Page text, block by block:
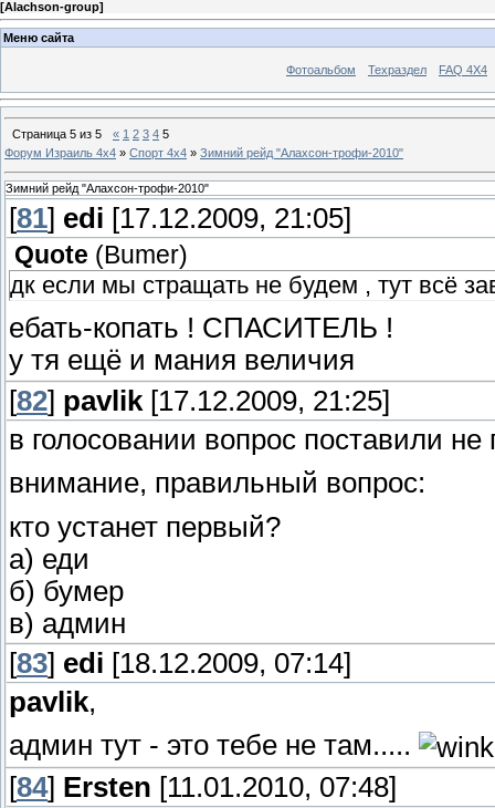
[Alachson-group]
Меню сайта
Фотоальбом Техраздел FAQ 4X4
Страница 5 из 5 « 1 2 3 4 5
Форум Израиль 4х4 » Спорт 4х4 » Зимний рейд "Алахсон-трофи-2010"
Зимний рейд "Алахсон-трофи-2010"
[81] edi [17.12.2009, 21:05]
Quote (Bumer)
дк если мы стращать не будем , тут всё
ебать-копать ! СПАСИТЕЛЬ !
у тя ещё и мания величия
[82] pavlik [17.12.2009, 21:25]
в голосовании вопрос поставили
внимание, правильный вопрос:
кто устанет первый?
а) еди
б) бумер
в) админ
[83] edi [18.12.2009, 07:14]
pavlik,
админ тут - это тебе не там.....
[84] Ersten [11.01.2010, 07:48]